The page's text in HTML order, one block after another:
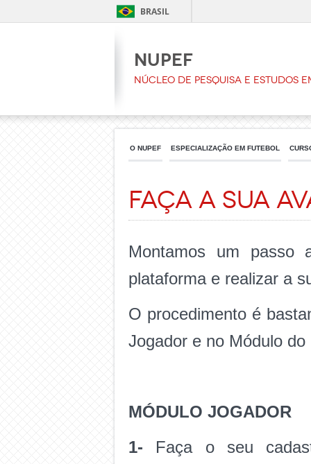
BRASIL
NUPEF
Núcleo de Pesquisa e Estudos
O NUPEF ESPECIALIZAÇÃO EM FUTEBOL
Faça a sua
Montamos um passo
plataforma e realizar a
O procedimento é
Jogador e no Módulo do
MÓDULO JOGADOR
1- Faça o seu